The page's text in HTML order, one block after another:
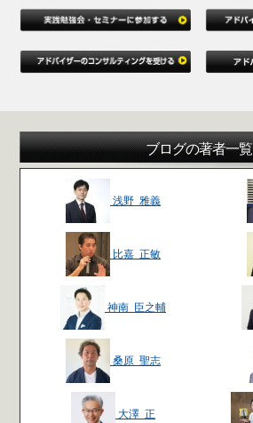
ブログの著者一覧
浅野 雅義
比嘉 正敏
神南 臣之輔
桑原 聖志
大澤 正